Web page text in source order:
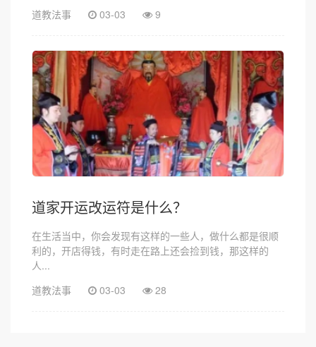
道教法事
03-03 9
道家开运改运符是什么？
在生活当中，你会发现有这样的一些人，做什么都是很顺
利的，开店得钱，有时走在路上还会捡到钱，那这样的
人...
道教法事
03-03 28